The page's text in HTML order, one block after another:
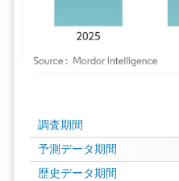
調査期間
予測データ期間
歴史データ期間